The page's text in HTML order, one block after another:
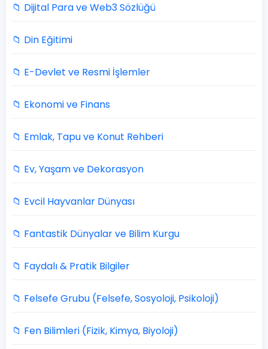
📁 Dijital Para ve Web3 Sözlüğü
📁 Din Eğitimi
📁 E-Devlet ve Resmi İşlemler
📁 Ekonomi ve Finans
📁 Emlak, Tapu ve Konut Rehberi
📁 Ev, Yaşam ve Dekorasyon
📁 Evcil Hayvanlar Dünyası
📁 Fantastik Dünyalar ve Bilim Kurgu
📁 Faydalı & Pratik Bilgiler
📁 Felsefe Grubu (Felsefe, Sosyoloji, Psikoloji)
📁 Fen Bilimleri (Fizik, Kimya, Biyoloji)